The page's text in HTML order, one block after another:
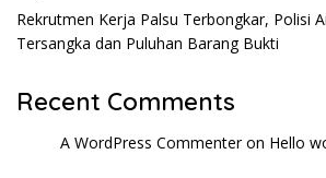
Rekrutmen Kerja Palsu Terbongkar, Polisi
Tersangka dan Puluhan Barang Bukti
Recent Comments
A WordPress Commenteron Hello